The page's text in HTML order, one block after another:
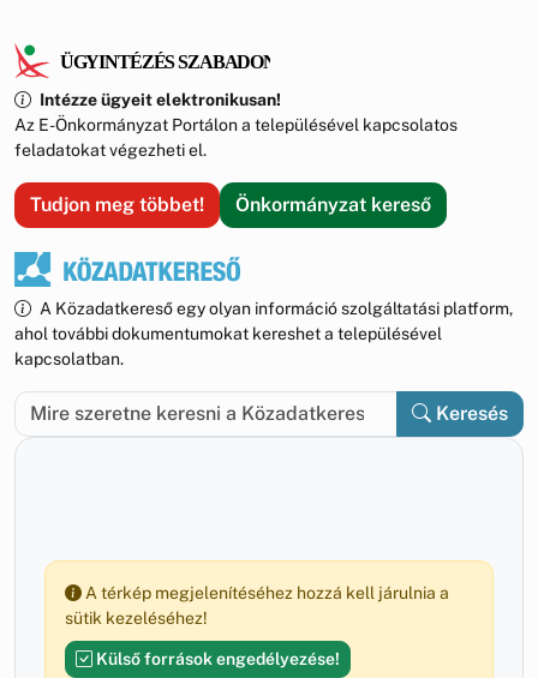
Intézze ügyeit elektronikusan!
Az E-Önkormányzat Portálon a településével kapcsolatos
feladatokat végezheti el.
Tudjon meg többet! Önkormányzat kereső
A Közadatkereső egy olyan információ szolgáltatási platform,
ahol további dokumentumokat kereshet a településével
kapcsolatban.
Keresés
A térkép megjelenítéséhez hozzá kell járulnia a
sütik kezeléséhez!
Külső források engedélyezése!